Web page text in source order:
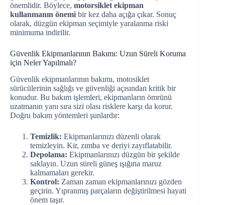
önemlidir. Böylece, motorsiklet ekipman
kullanmanın önemi bir kez daha açığa çıkar. Sonuç
olarak, düzgün ekipman seçimiyle yaralanma riski
minimuma indirilir.
Güvenlik Ekipmanlarının Bakımı: Uzun Süreli Koruma
için Neler Yapılmalı?
Güvenlik ekipmanlarının bakımı, motosiklet
sürücülerinin sağlığı ve güvenliği açısından kritik bir
konudur. Bu bakım işlemleri, ekipmanların ömrünü
uzatmanın yanı sıra sizi olası risklere karşı da korur.
Doğru bakım yöntemleri şunlardır:
Temizlik: Ekipmanlarınızı düzenli olarak
temizleyin. Kir, zımba ve deriyi zayıflatabilir.
Depolama: Ekipmanlarınızı düzgün bir şekilde
saklayın. Uzun süreli güneş ışığına maruz
kalmamaları gerekir.
Kontrol: Zaman zaman ekipmanlarınızı gözden
geçirin. Yıpranmış parçaların değiştirilmesi hayati
önem taşır.